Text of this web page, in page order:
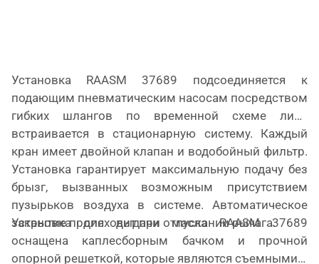
Установка RAASM
37689 подсоединяется к
подающим пневматическим насосам посредством
гибких шлангов по временной схеме либо
встраивается в стационарную систему. Каждый
кран имеет двойной клапан и водобойный фильтр.
Установка гарантирует максимальную подачу без
брызг, вызванных возможным присутствием
пузырьков воздуха в системе. Автоматическое
закрытие происходит при отпускании рычага.
Установка для выдачи маслаRAASM
37689
оснащена каплесборным бачком и прочной
опорной решеткой, которые являются съемными и